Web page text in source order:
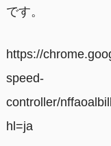
です。
https://
speed-
controller/
hl=ja